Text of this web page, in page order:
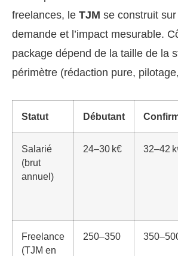
freelances, le TJM se construit sur
demande et l’impact mesurable.
package dépend de la taille de la
périmètre (rédaction pure,
Statut Débutant
Salarié
(brut
annuel)
24–30 k€ 32–42
Freelance
(TJM en
250–350